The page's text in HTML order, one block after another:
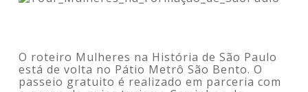
O roteiro Mulheres na História de São Paulo
está de volta no Pátio Metrô São Bento. O
passeio gratuito é realizado em parceria com